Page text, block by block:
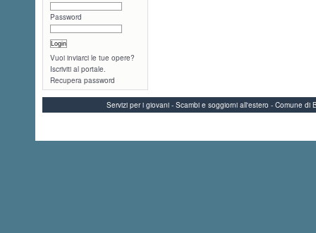
Password
Vuoi inviarci le tue opere?
Iscriviti al portale.
Recupera password
Servizi per i giovani - Scambi e soggiorni all'estero - Comune